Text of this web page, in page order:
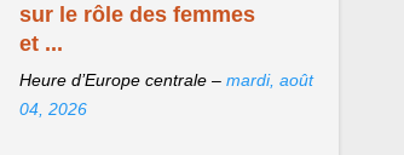
sur le rôle des femmes
et ...
Heure d’Europe centrale – mardi, août
04, 2026